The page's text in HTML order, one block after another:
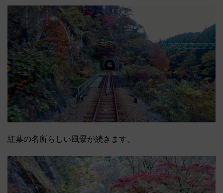
紅葉の名所らしい風景が続きます。